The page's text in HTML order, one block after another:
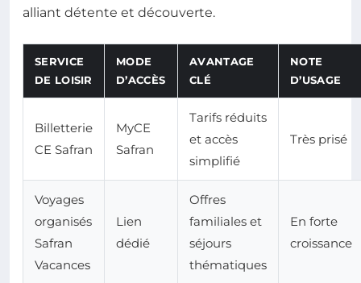
alliant détente et découverte.
SERVICE
DE LOISIR
MODE
D’ACCÈS
AVANTAGE
CLÉ
NOTE
D’USAGE
Billetterie
CE Safran
MyCE
Safran
Tarifs réduits
et accès
simplifié
Très prisé
Voyages
organisés
Safran
Vacances
Lien
dédié
Offres
familiales et
séjours
thématiques
En forte
croissance